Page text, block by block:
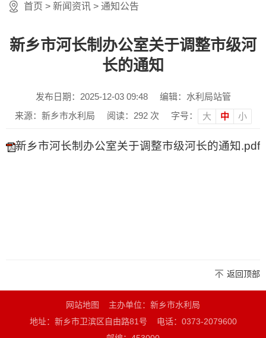
首页 > 新闻资讯 > 通知公告
新乡市河长制办公室关于调整市级河
长的通知
发布日期：2025-12-03 09:48
编辑：水利局站管
来源：新乡市水利局
阅读： 292次 字号： 大 中 小
新乡市河长制办公室关于调整市级河长的通知.pdf
返回顶部
网站地图
主办单位：新乡市水利局
地址：新乡市卫滨区自由路81号
电话：0373-2079600